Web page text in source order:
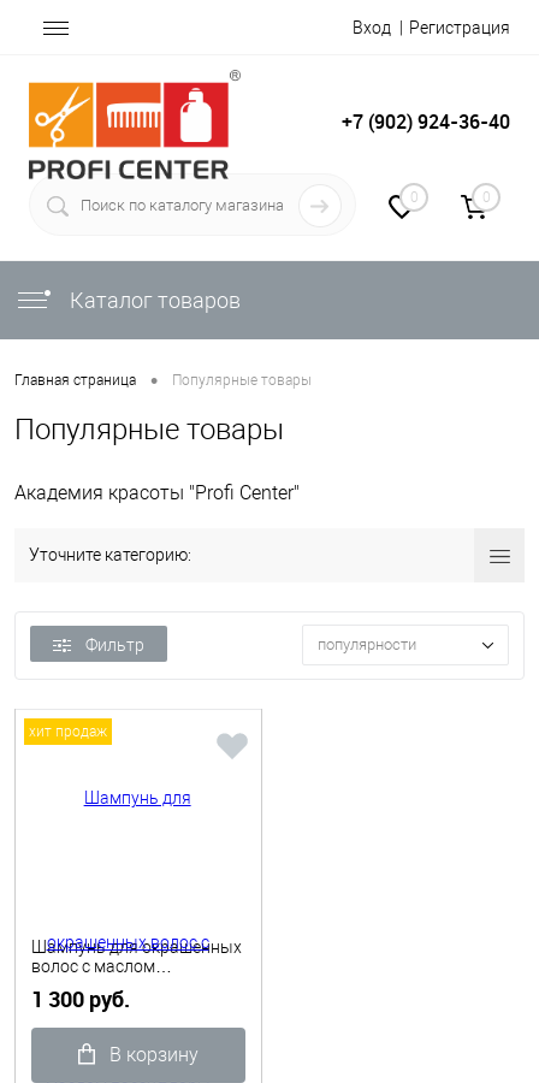
Вход Регистрация
+7 (902) 924-36-40
0 0
Каталог товаров
Главная страница • Популярные товары
Популярные товары
Академия красоты "Profi Center"
Уточните категорию:
Фильтр популярности
хит продаж
Шампунь для окрашенных
волос с маслом
Protecting Three color Faipa
1 300 руб.
В корзину